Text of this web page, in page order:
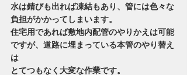
水は錆びも出れば凍結もあり、管には色々な
負担がかかってしまいます。
住宅用であれば敷地内配管のやりかえは可能
ですが、道路に埋まっている本管のやり替え
は
とてつもなく大変な作業です。